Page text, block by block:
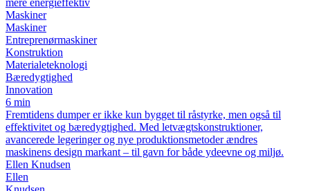
mere energieffektiv
Maskiner
Maskiner
Entreprenørmaskiner
Konstruktion
Materialeteknologi
Bæredygtighed
Innovation
6 min
Fremtidens dumper er ikke kun bygget til råstyrke, men også til
effektivitet og bæredygtighed. Med letvægtskonstruktioner,
avancerede legeringer og nye produktionsmetoder ændres
maskinens design markant – til gavn for både ydeevne og miljø.
Ellen Knudsen
Ellen